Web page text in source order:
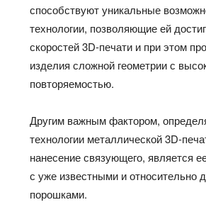
способствуют уникальные
технологии, позволяющие ей
скоростей 3D-печати и при этом
изделия сложной геометрии с
повторяемостью.
Другим важным фактором,
технологии металлической 3D-
нанесение связующего, является
с уже известными и
порошками.